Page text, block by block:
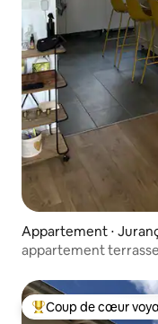
Appartement ⋅
appartement
Coups de cœur
Coup de cœur